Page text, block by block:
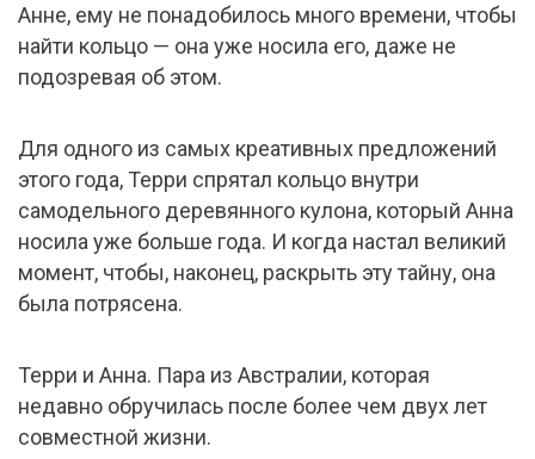
Анне, ему не понадобилось много времени, чтобы
найти кольцо — она уже носила его, даже не
подозревая об этом.
Для одного из самых креативных предложений
этого года, Терри спрятал кольцо внутри
самодельного деревянного кулона, который Анна
носила уже больше года. И когда настал великий
момент, чтобы, наконец, раскрыть эту тайну, она
была потрясена.
Терри и Анна. Пара из Австралии, которая
недавно обручилась после более чем двух лет
совместной жизни.